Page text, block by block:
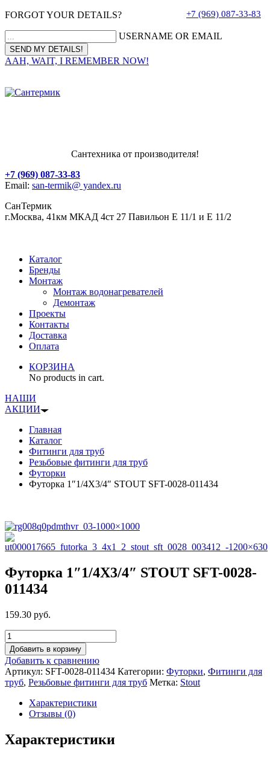
FORGOT YOUR DETAILS?
USERNAME OR EMAIL
AAH, WAIT, I REMEMBER NOW!
+7 (969) 087-33-83
Сантехника от производителя!
+7 (969) 087-33-83
Email: san-termik@ yandex.ru
СанТермик
г.Москва, 41км МКАД 4ст 27 Павильон Е 11/1 и Е 11/2
Каталог
Бренды
Монтаж
Монтаж водонагревателей
Демонтаж
Проекты
Контакты
Доставка
Оплата
КОРЗИНА
No products in cart.
НАШИ
АКЦИИ
Главная
Каталог
Фитинги для труб
Резьбовые фитинги для труб
Футорки
Футорка 1″1/4X3/4″ STOUT SFT-0028-011434
Футорка 1″1/4X3/4″ STOUT SFT-0028-
011434
159.30 руб.
Добавить в корзину
Добавить к сравнению
Артикул: SFT-0028-011434 Категории: Футорки, Фитинги для
труб, Резьбовые фитинги для труб Метка: Stout
Характеристики
Отзывы (0)
Характеристики